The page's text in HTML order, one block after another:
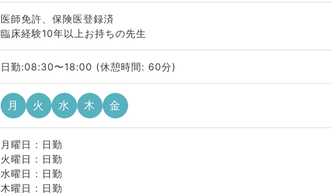
医師免許、保険医登録済
臨床経験10年以上お持ちの先生
日勤:08:30〜18:00 (休憩時間: 60分)
月 火 水 木 金
月曜日 : 日勤
火曜日 : 日勤
水曜日 : 日勤
木曜日 : 日勤